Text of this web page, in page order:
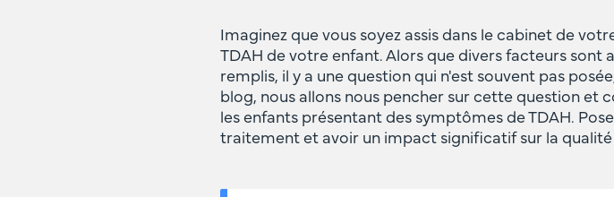
Imaginez que vous soyez assis dans le cabinet de
TDAH de votre enfant. Alors que divers facteurs
remplis, il y a une question qui n'est souvent pas
blog, nous allons nous pencher sur cette question
les enfants présentant des symptômes de TDAH.
traitement et avoir un impact significatif sur la